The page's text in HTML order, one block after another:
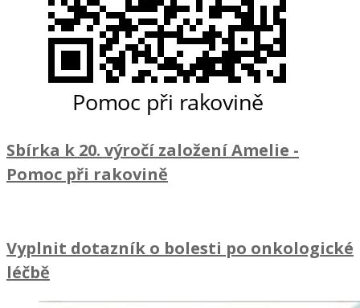
Sbírka k 20. výročí založení Amelie -
Pomoc při rakovině
Vyplnit dotazník o bolesti po onkologické
léčbě